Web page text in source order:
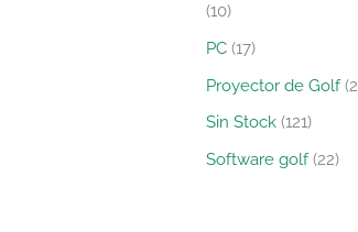
10
PC 17
Proyector de Golf
Sin Stock 121
Software golf 22